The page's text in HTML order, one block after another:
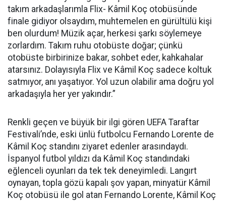
takım arkadaşlarımla Flix- Kâmil Koç otobüsünde
finale gidiyor olsaydım, muhtemelen en gürültülü kişi
ben olurdum! Müzik açar, herkesi şarkı söylemeye
zorlardım. Takım ruhu otobüste doğar; çünkü
otobüste birbirinize bakar, sohbet eder, kahkahalar
atarsınız. Dolayısıyla Flix ve Kâmil Koç sadece koltuk
satmıyor, anı yaşatıyor. Yol uzun olabilir ama doğru yol
arkadaşıyla her yer yakındır.”
Renkli geçen ve büyük bir ilgi gören UEFA Taraftar
Festivali’nde, eski ünlü futbolcu Fernando Lorente de
Kâmil Koç standını ziyaret edenler arasındaydı.
İspanyol futbol yıldızı da Kâmil Koç standındaki
eğlenceli oyunları da tek tek deneyimledi. Langırt
oynayan, topla gözü kapalı şov yapan, minyatür Kâmil
Koç otobüsü ile gol atan Fernando Lorente, Kâmil Koç